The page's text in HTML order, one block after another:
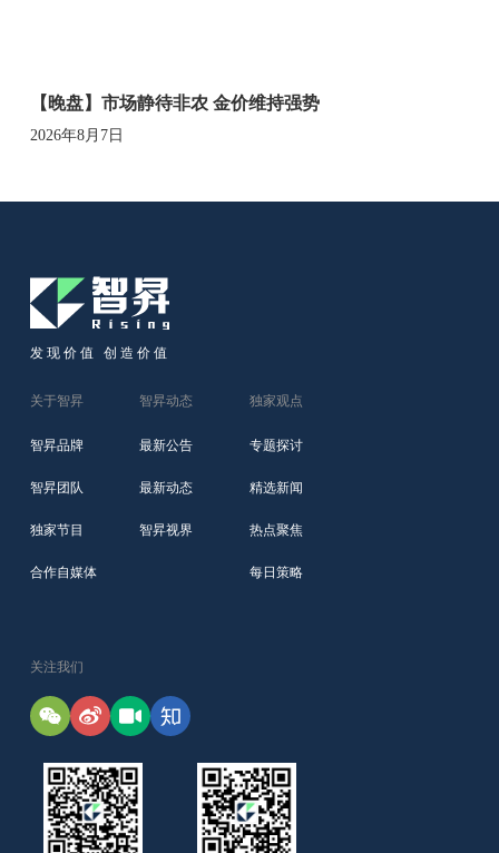
【晚盘】市场静待非农 金价维持强势
2026年8月7日
发现价值 创造价值
关于智昇
智昇品牌
智昇团队
独家节目
合作自媒体
智昇动态
最新公告
最新动态
智昇视界
独家观点
专题探讨
精选新闻
热点聚焦
每日策略
关注我们